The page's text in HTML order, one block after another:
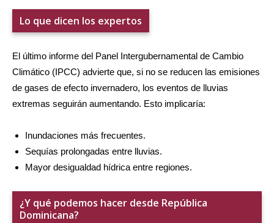
Lo que dicen los expertos
El último informe del Panel Intergubernamental de Cambio
Climático (IPCC) advierte que, si no se reducen las emisiones
de gases de efecto invernadero, los eventos de lluvias
extremas seguirán aumentando. Esto implicaría:
Inundaciones más frecuentes.
Sequías prolongadas entre lluvias.
Mayor desigualdad hídrica entre regiones.
¿Y qué podemos hacer desde República
Dominicana?